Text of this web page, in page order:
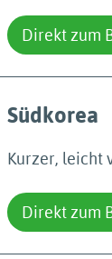
Direkt zum
Südkorea
Kurzer, leicht
Direkt zum